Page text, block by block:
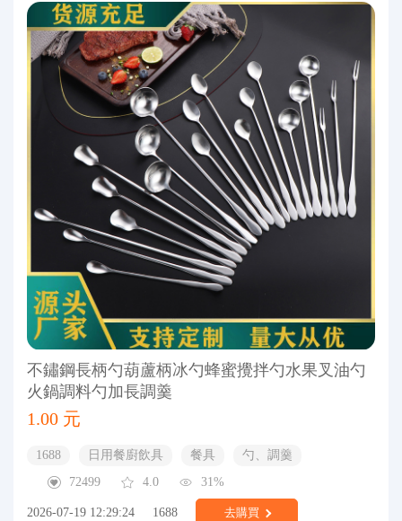
不鏽鋼長柄勺葫蘆柄冰勺蜂蜜攪拌勺水果叉油勺
火鍋調料勺加長調羹
1.00 元
1688 日用餐廚飲具 餐具
勺、調羹
72499
4.0 31%
2026-07-19 12:29:24 1688 去購買